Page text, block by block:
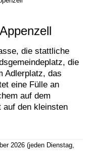
die stattliche
die
Adlerplatz, das
eine Fülle an
auf dem
auf den kleinsten
2026 (jeden Dienstag,